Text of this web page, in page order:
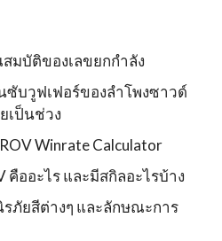
มบัติของเลขยกกำลัง
ซับวูฟเฟอร์ของลำโพงซาวด์
เป็นช่วง
Winrate Calculator
คืออะไร และมีสกิลอะไรบ้าง
ภัยสีต่างๆ และลักษณะการ